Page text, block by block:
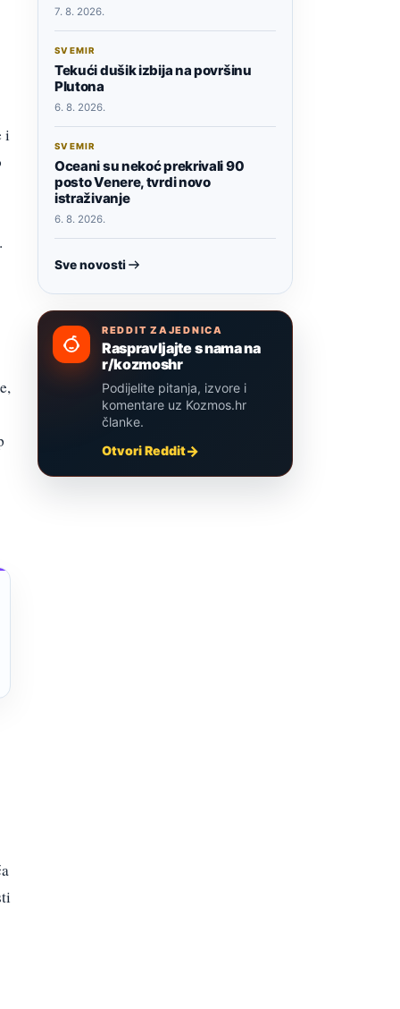
i
7. 8. 2026.
SVEMIR
Tekući dušik izbija na površinu
Plutona
6. 8. 2026.
SVEMIR
Oceani su nekoć prekrivali 90
posto Venere, tvrdi novo
istraživanje
6. 8. 2026.
Sve novosti
REDDIT ZAJEDNICA
Raspravljajte s nama na
r/kozmoshr
Podijelite pitanja, izvore i
komentare uz Kozmos.hr
članke.
Otvori Reddit